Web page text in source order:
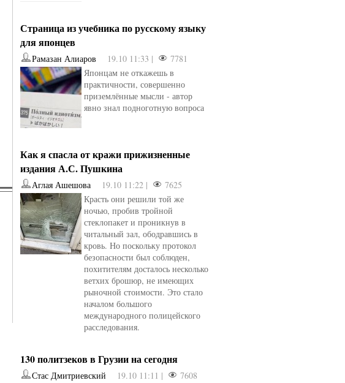
Страница из учебника по русскому языку
для японцев
Рамазан Алиаров 19.10 11:33 |
7781
Японцам не откажешь в
практичности, совершенно
приземлённые мысли - автор
явно знал подноготную вопроса
Как я спасла от кражи прижизненные
издания А.С. Пушкина
Аглая Ашешова 19.10 11:22 |
7625
Красть они решили той же
ночью, пробив тройной
стеклопакет и проникнув в
читальный зал, ободравшись в
кровь. Но поскольку протокол
безопасности был соблюден,
похитителям досталось несколько
ветхих брошюр, не имеющих
рыночной стоимости. Это стало
началом большого
международного полицейского
расследования.
130 политзеков в Грузии на сегодня
Стас Дмитриевский 19.10 11:11 |
7608